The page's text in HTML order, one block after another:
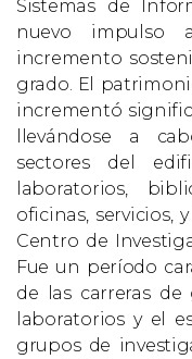
Sistemas de
nuevo impulso
incremento
grado. El
incrementó
llevándose a
sectores del
laboratorios,
oficinas, servicios,
Centro de
Fue un período
de las carreras
laboratorios y el
grupos de